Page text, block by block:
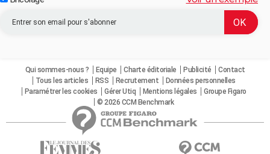
Qui sommes-nous ? Equipe Charte éditoriale Publicité
Contact
Tous les articles
RSS Recrutement
Données personnelles
Paramétrer les cookies
Gérer Utiq Mentions légales
Groupe Figaro
© 2026 CCM Benchmark